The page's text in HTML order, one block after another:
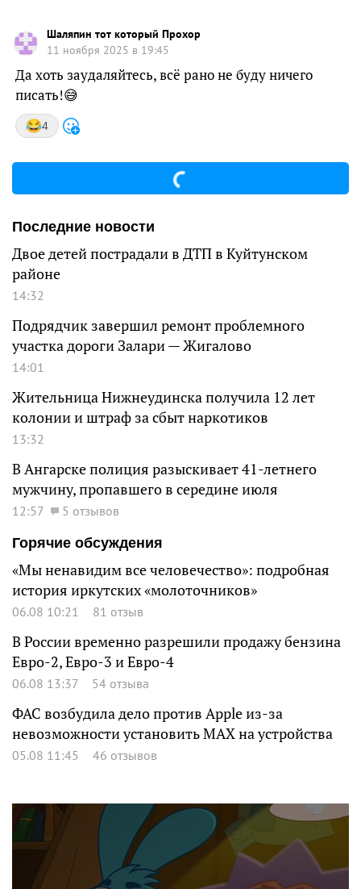
Шаляпин тот который Прохор
11 ноября 2025 в 19:45
Да хоть заудаляйтесь, всё рано не буду ничего
писать!😅
4
Последние новости
Двое детей пострадали в ДТП в Куйтунском
районе
14:32
Подрядчик завершил ремонт проблемного
участка дороги Залари — Жигалово
14:01
Жительница Нижнеудинска получила 12 лет
колонии и штраф за сбыт наркотиков
13:32
В Ангарске полиция разыскивает 41-летнего
мужчину, пропавшего в середине июля
12:57
5 отзывов
Горячие обсуждения
«Мы ненавидим все человечество»: подробная
история иркутских «молоточников»
06.08 10:21 81 отзыв
В России временно разрешили продажу бензина
Евро-2, Евро-3 и Евро-4
06.08 13:37 54 отзыва
ФАС возбудила дело против Apple из-за
невозможности установить MAX на устройства
05.08 11:45 46 отзывов